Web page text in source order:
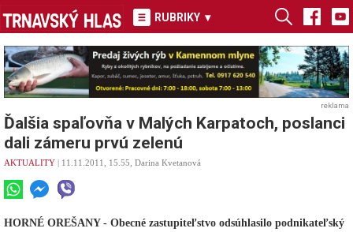
RUBRIKY ▾
reklama
Ďalšia spaľovňa v Malých Karpatoch, poslanci
dali zámeru prvú zelenú
AKTUALITY | 11.11.2011, 15.55, Darina Kvetanová
HORNÉ OREŠANY - Obecné zastupiteľstvo odsúhlasilo podnikateľský